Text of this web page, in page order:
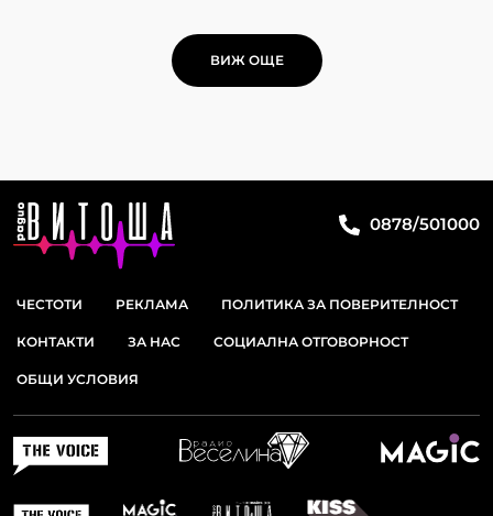
ВИЖ ОЩЕ
0878/501000
ЧЕСТОТИ РЕКЛАМА ПОЛИТИКА ЗА ПОВЕРИТЕЛНОСТ
КОНТАКТИ ЗА НАС СОЦИАЛНА ОТГОВОРНОСТ
ОБЩИ УСЛОВИЯ